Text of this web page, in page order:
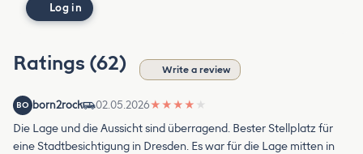
Log in
Ratings (62) Write a review
BO born2rock 02.05.2026★ ★ ★ ★ ★
Die Lage und die Aussicht sind überragend. Bester Stellplatz für
eine Stadtbesichtigung in Dresden. Es war für die Lage mitten in